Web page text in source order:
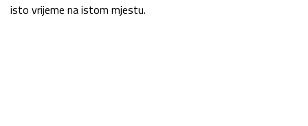
isto vrijeme na istom mjestu.